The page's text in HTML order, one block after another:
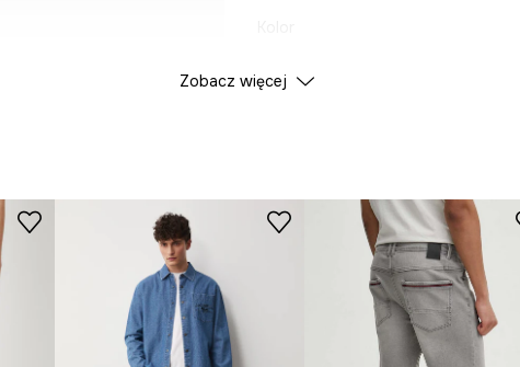
ID Produktu
Zobacz więcej